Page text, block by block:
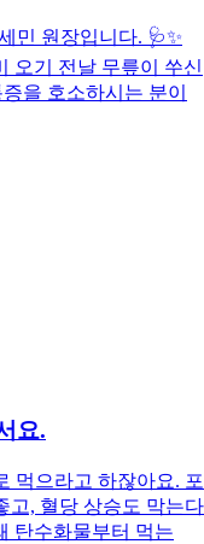
민 원장입니다. 🩺✨
오기 전날 무릎이 쑤신
을 호소하시는 분이
요.
먹으라고 하잖아요. 포
고, 혈당 상승도 막는다
탄수화물부터 먹는